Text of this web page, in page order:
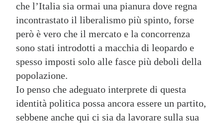
che l’Italia sia ormai una pianura dove regna
incontrastato il liberalismo più spinto, forse
però è vero che il mercato e la concorrenza
sono stati introdotti a macchia di leopardo e
spesso imposti solo alle fasce più deboli della
popolazione.
Io penso che adeguato interprete di questa
identità politica possa ancora essere un partito,
sebbene anche qui ci sia da lavorare sulla sua